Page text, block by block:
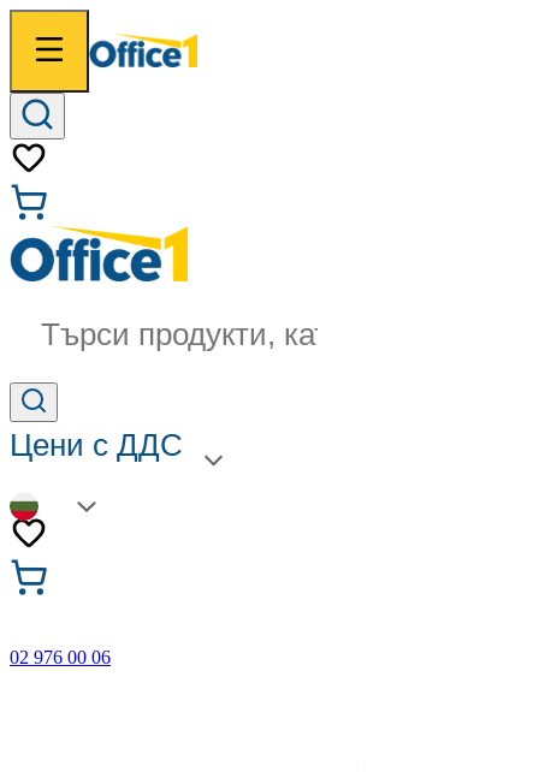
Търси продукти, категории...
Цени с ДДС
BG
02 976 00 06